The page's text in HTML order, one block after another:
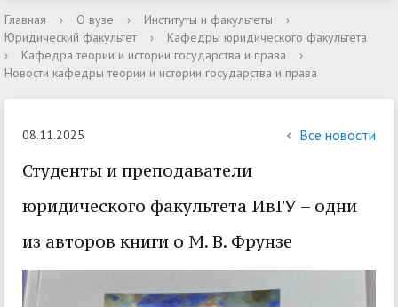
Главная › О вузе › Институты и факультеты
›
Юридический факультет
›
Кафедры юридического факультета
›
Кафедра теории и истории государства и права
›
Новости кафедры теории и истории государства и права
08.11.2025 Все новости
Студенты и преподаватели
юридического факультета ИвГУ – одни
из авторов книги о М. В. Фрунзе